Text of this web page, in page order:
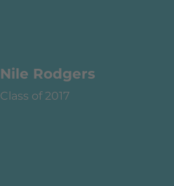
Nile Rodgers
Class of 2017